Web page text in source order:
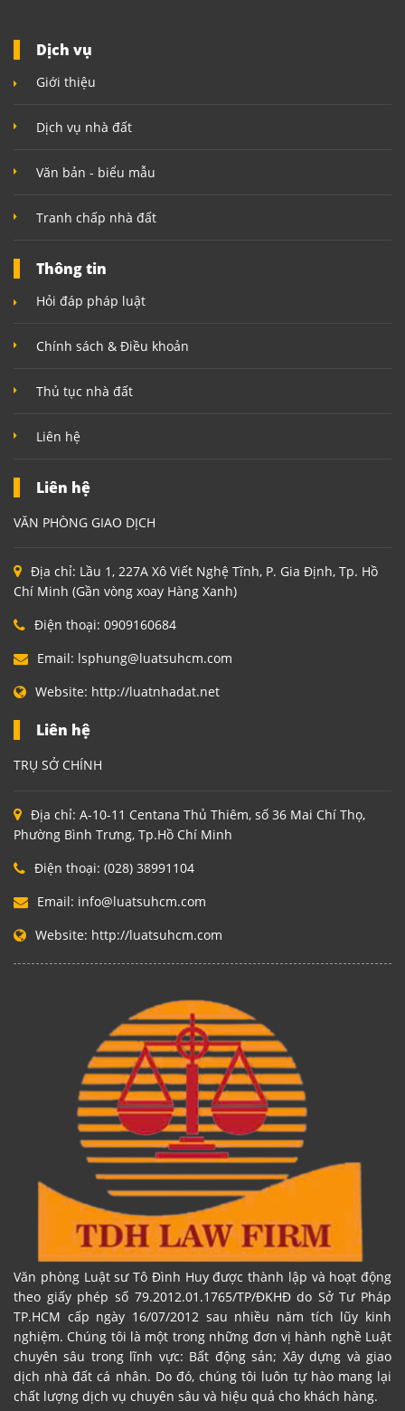
Dịch vụ
Giới thiệu
Dịch vụ nhà đất
Văn bản - biểu mẫu
Tranh chấp nhà đất
Thông tin
Hỏi đáp pháp luật
Chính sách & Điều khoản
Thủ tục nhà đất
Liên hệ
Liên hệ
VĂN PHÒNG GIAO DỊCH
Địa chỉ: Lầu 1, 227A Xô Viết Nghệ Tĩnh, P. Gia Định, Tp. Hồ
Chí Minh (Gần vòng xoay Hàng Xanh)
Điện thoại: 0909160684
Email: lsphung@luatsuhcm.com
Website: http://luatnhadat.net
Liên hệ
TRỤ SỞ CHÍNH
Địa chỉ: A-10-11 Centana Thủ Thiêm, số 36 Mai Chí Thọ,
Phường Bình Trưng, Tp.Hồ Chí Minh
Điện thoại: (028) 38991104
Email: info@luatsuhcm.com
Website: http://luatsuhcm.com
Văn phòng Luật sư Tô Đình Huy được thành lập và hoạt động
theo giấy phép số 79.2012.01.1765/TP/ĐKHĐ do Sở Tư Pháp
TP.HCM cấp ngày 16/07/2012 sau nhiều năm tích lũy kinh
nghiệm. Chúng tôi là một trong những đơn vị hành nghề Luật
chuyên sâu trong lĩnh vực: Bất động sản; Xây dựng và giao
dịch nhà đất cá nhân. Do đó, chúng tôi luôn tự hào mang lại
chất lượng dịch vụ chuyên sâu và hiệu quả cho khách hàng.